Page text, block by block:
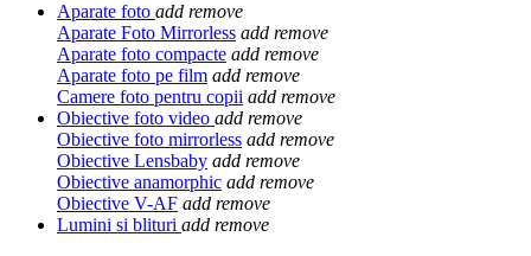
Aparate foto add remove
Aparate Foto Mirrorless add remove
Aparate foto compacte add remove
Aparate foto pe film add remove
Camere foto pentru copii add remove
Obiective foto video add remove
Obiective foto mirrorless add remove
Obiective Lensbaby add remove
Obiective anamorphic add remove
Obiective V-AF add remove
Lumini si blituri add remove